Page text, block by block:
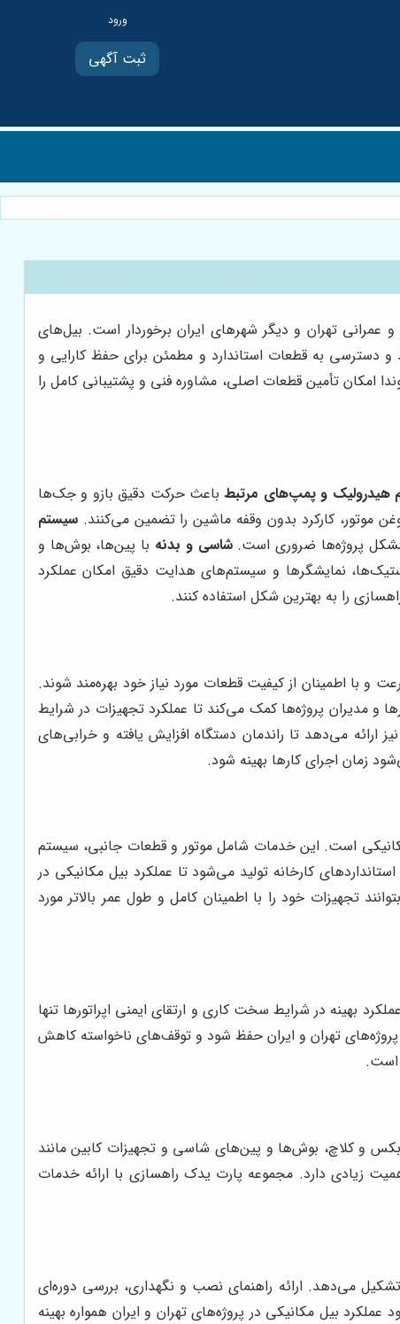
ثبت آگهی
عمرانی تهران و دیگر شهرهای ایران برخوردار است. بیل‌های
و دسترسی به قطعات استاندارد و مطمئن برای حفظ کارایی و
تأمین قطعات اصلی، مشاوره فنی و پشتیبانی کامل را
هیدرولیک و پمپ‌های مرتبطباعث حرکت دقیق بازو و جک‌ها
موتور، کارکرد بدون وقفه ماشین را تضمین می‌کنند.سیستم
مشکل پروژه‌ها ضروری است.شاسی و بدنه با پین‌ها، بوش‌ها و
نمایشگرها و سیستم‌های هدایت دقیق امکان عملکرد
را به بهترین شکل استفاده کنند.
و با اطمینان از کیفیت قطعات مورد نیاز خود بهره‌مند شوند.
و مدیران پروژه‌ها کمک می‌کند تا عملکرد تجهیزات در شرایط
می‌دهد تا راندمان دستگاه افزایش یافته و خرابی‌های
زمان اجرای کارها بهینه شود.
است. این خدمات شامل موتور و قطعات جانبی، سیستم
کارخانه تولید می‌شود تا عملکرد بیل مکانیکی در
تجهیزات خود را با اطمینان کامل و طول عمر بالاتر مورد
بهینه در شرایط سخت کاری و ارتقای ایمنی اپراتورها تنها
پروژه‌های تهران و ایران حفظ شود و توقف‌های ناخواسته کاهش
است.
و کلاچ، بوش‌ها و پین‌های شاسی و تجهیزات کابین مانند
زیادی دارد. مجموعه پارت یدک راهسازی با ارائه خدمات
می‌دهد. ارائه راهنمای نصب و نگهداری، بررسی دوره‌ای
بیل مکانیکی در پروژه‌های تهران و ایران همواره بهینه